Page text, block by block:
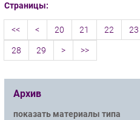
Страницы:
<< < 20 21 22 23
28 29 > >>
Архив
показать материалы типа